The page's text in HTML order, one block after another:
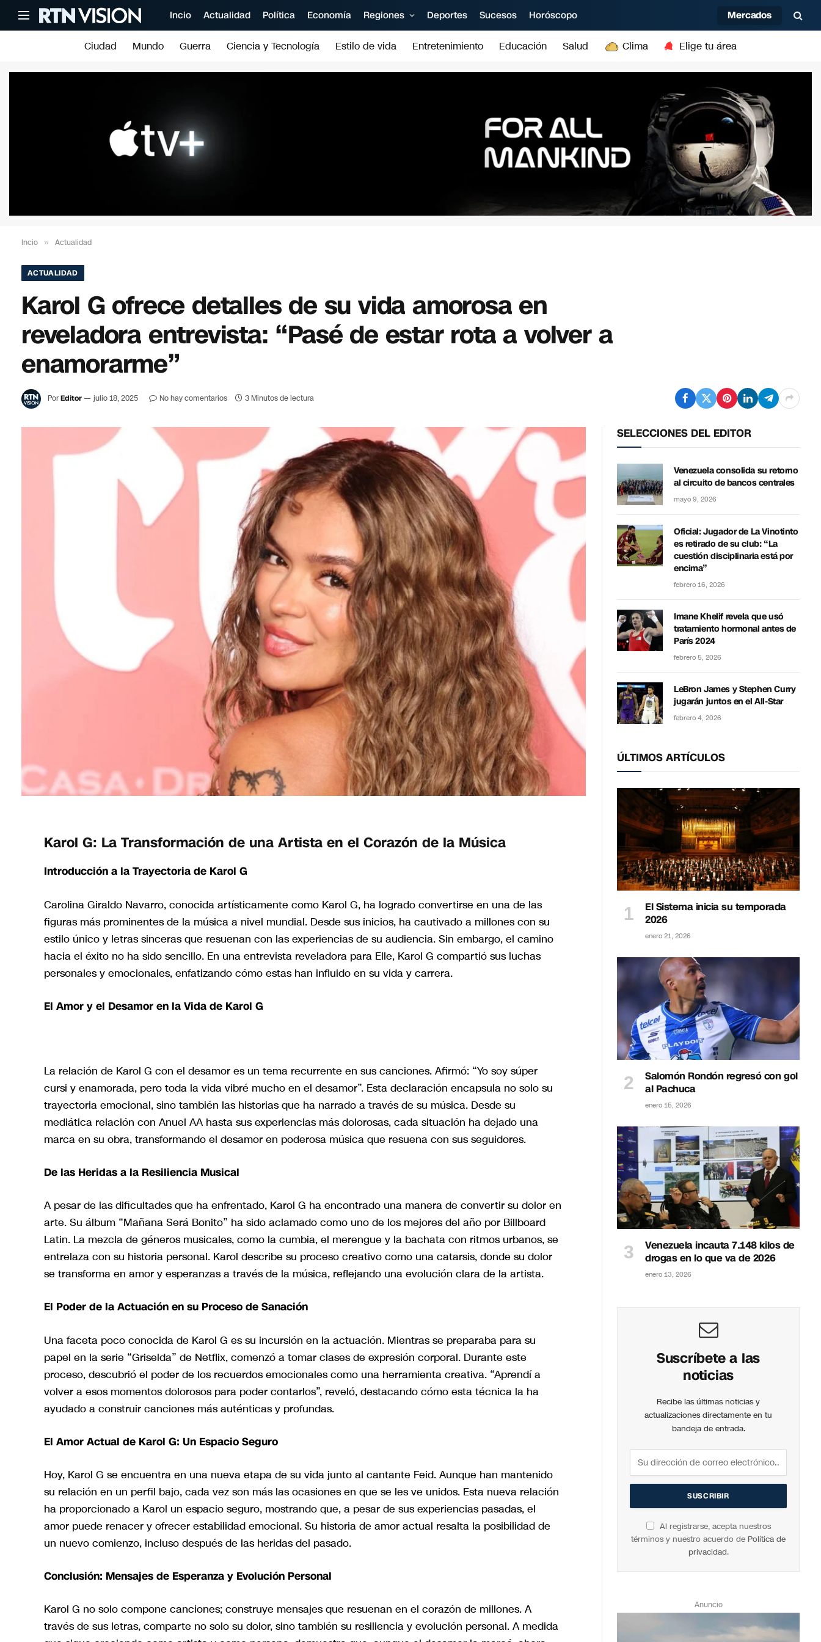
Incio Actualidad Política Economía Regiones Deportes Sucesos Horóscopo Mercados
Ciudad Mundo Guerra Ciencia y Tecnología Estilo de vida Entretenimiento Educación Salud Clima Elige tu área
Incio » Actualidad
ACTUALIDAD
Karol G ofrece detalles de su vida amorosa en
reveladora entrevista: “Pasé de estar rota a volver a
enamorarme”
PorEditor julio 18, 2025 No hay comentarios 3 Minutos de lectura
Karol G: La Transformación de una Artista en el Corazón de la Música
Introducción a la Trayectoria de Karol G
Carolina Giraldo Navarro, conocida artísticamente como Karol G, ha logrado convertirse en una de las
figuras más prominentes de la música a nivel mundial. Desde sus inicios, ha cautivado a millones con su
estilo único y letras sinceras que resuenan con las experiencias de su audiencia. Sin embargo, el camino
hacia el éxito no ha sido sencillo. En una entrevista reveladora para Elle, Karol G compartió sus luchas
personales y emocionales, enfatizando cómo estas han influido en su vida y carrera.
El Amor y el Desamor en la Vida de Karol G
La relación de Karol G con el desamor es un tema recurrente en sus canciones. Afirmó: “Yo soy súper
cursi y enamorada, pero toda la vida vibré mucho en el desamor”. Esta declaración encapsula no solo su
trayectoria emocional, sino también las historias que ha narrado a través de su música. Desde su
mediática relación con Anuel AA hasta sus experiencias más dolorosas, cada situación ha dejado una
marca en su obra, transformando el desamor en poderosa música que resuena con sus seguidores.
De las Heridas a la Resiliencia Musical
A pesar de las dificultades que ha enfrentado, Karol G ha encontrado una manera de convertir su dolor en
arte. Su álbum “Mañana Será Bonito” ha sido aclamado como uno de los mejores del año por Billboard
Latin. La mezcla de géneros musicales, como la cumbia, el merengue y la bachata con ritmos urbanos, se
entrelaza con su historia personal. Karol describe su proceso creativo como una catarsis, donde su dolor
se transforma en amor y esperanzas a través de la música, reflejando una evolución clara de la artista.
El Poder de la Actuación en su Proceso de Sanación
Una faceta poco conocida de Karol G es su incursión en la actuación. Mientras se preparaba para su
papel en la serie “Griselda” de Netflix, comenzó a tomar clases de expresión corporal. Durante este
proceso, descubrió el poder de los recuerdos emocionales como una herramienta creativa. “Aprendí a
volver a esos momentos dolorosos para poder contarlos”, reveló, destacando cómo esta técnica la ha
ayudado a construir canciones más auténticas y profundas.
El Amor Actual de Karol G: Un Espacio Seguro
Hoy, Karol G se encuentra en una nueva etapa de su vida junto al cantante Feid. Aunque han mantenido
su relación en un perfil bajo, cada vez son más las ocasiones en que se les ve unidos. Esta nueva relación
ha proporcionado a Karol un espacio seguro, mostrando que, a pesar de sus experiencias pasadas, el
amor puede renacer y ofrecer estabilidad emocional. Su historia de amor actual resalta la posibilidad de
un nuevo comienzo, incluso después de las heridas del pasado.
Conclusión: Mensajes de Esperanza y Evolución Personal
Karol G no solo compone canciones; construye mensajes que resuenan en el corazón de millones. A
través de sus letras, comparte no solo su dolor, sino también su resiliencia y evolución personal. A medida
SELECCIONES DEL EDITOR
Venezuela consolida su retorno
al circuito de bancos centrales
mayo 9, 2026
Oficial: Jugador de La Vinotinto
es retirado de su club: “La
cuestión disciplinaria está por
encima”
febrero 16, 2026
Imane Khelif revela que usó
tratamiento hormonal antes de
París 2024
febrero 5, 2026
LeBron James y Stephen Curry
jugarán juntos en el All-Star
febrero 4, 2026
ÚLTIMOS ARTÍCULOS
El Sistema inicia su temporada
2026
enero 21, 2026
Salomón Rondón regresó con gol
al Pachuca
enero 15, 2026
Venezuela incauta 7.148 kilos de
drogas en lo que va de 2026
enero 13, 2026
Suscríbete a las
noticias
Recibe las últimas noticias y
actualizaciones directamente en tu
bandeja de entrada.
Al registrarse, acepta nuestros
términos y nuestro acuerdo de Política de
privacidad.
Anuncio